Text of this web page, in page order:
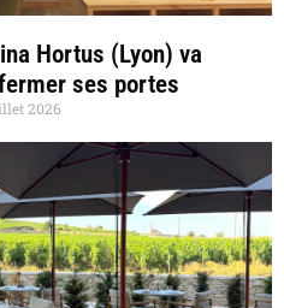
Hortus (Lyon) va
ses portes
2026